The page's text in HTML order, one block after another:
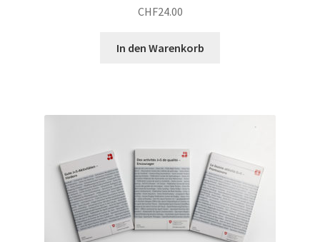
CHF24.00
In den Warenkorb